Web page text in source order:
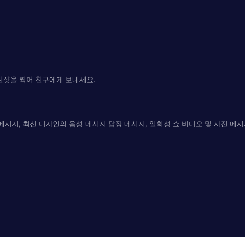
을 찍어 친구에게 보내세요.
지, 최신 디자인의 음성 메시지 답장 메시지, 일회성 쇼 비디오 및 사진 메